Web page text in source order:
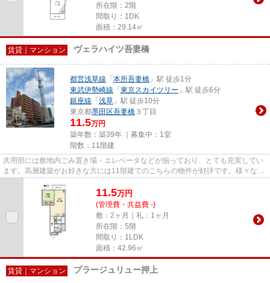
所在階：2階
間取り：1DK
面積：29.14㎡
賃貸｜マンション ヴェラハイツ吾妻橋
都営浅草線 「 本所吾妻橋 」駅 徒歩1分
東武伊勢崎線 「 東京スカイツリー 」駅 徒歩6分
銀座線 「 浅草 」駅 徒歩10分
東京都墨田区吾妻橋 ３丁目
11.5万円
築年数：築39年 ｜募集中： 1室
階数：11階建
共用部には敷地内ごみ置き場・エレベータなどが揃っており、とても充実してい
ます。高層建築がお好きな方には11階建てのこちらの物件が好評です。様々な場
11.5万円
(管理費・共益費 -)
敷：2ヶ月｜礼：1ヶ月
所在階：5階
間取り：1LDK
面積：42.96㎡
賃貸｜マンション プラージュリュー押上